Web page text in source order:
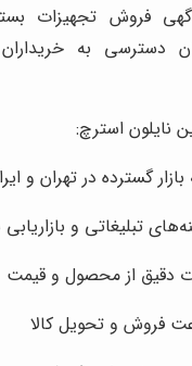
فروش تجهیزات
دسترسی به
نایلون استرچ:
گسترده در تهران و
تبلیغاتی و
دقیق از محصول و قیمت
فروش و تحویل کالا